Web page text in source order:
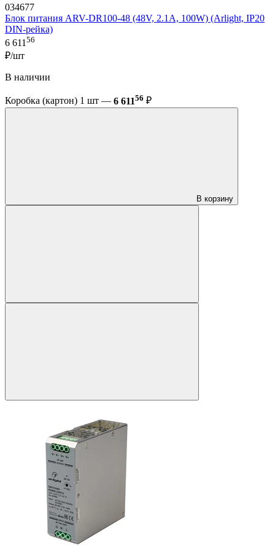
034677
Блок питания ARV-DR100-48 (48V, 2.1A, 100W) (Arlight, IP20
DIN-рейка)
6 61156
₽/шт
В наличии
Коробка (картон) 1 шт — 6 61156 ₽
В корзину